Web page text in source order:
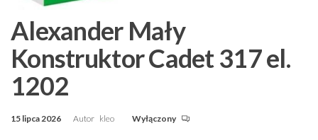
Alexander Mały
Konstruktor Cadet 317 el.
1202
15 lipca 2026 Autor kleo Wyłączony